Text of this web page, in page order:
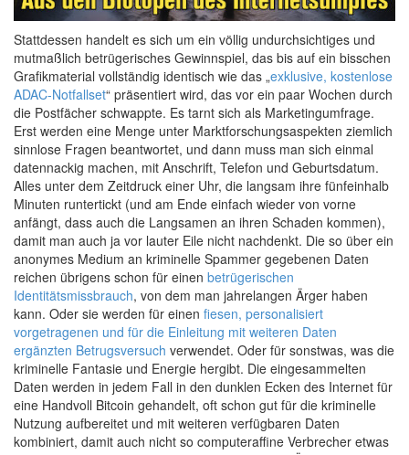
Stattdessen handelt es sich um ein völlig undurchsichtiges und
mutmaßlich betrügerisches Gewinnspiel, das bis auf ein bisschen
Grafikmaterial vollständig identisch wie das „exklusive, kostenlose
ADAC-Notfallset“ präsentiert wird, das vor ein paar Wochen durch
die Postfächer schwappte. Es tarnt sich als Marketingumfrage.
Erst werden eine Menge unter Marktforschungsaspekten ziemlich
sinnlose Fragen beantwortet, und dann muss man sich einmal
datennackig machen, mit Anschrift, Telefon und Geburtsdatum.
Alles unter dem Zeitdruck einer Uhr, die langsam ihre fünfeinhalb
Minuten runtertickt (und am Ende einfach wieder von vorne
anfängt, dass auch die Langsamen an ihren Schaden kommen),
damit man auch ja vor lauter Eile nicht nachdenkt. Die so über ein
anonymes Medium an kriminelle Spammer gegebenen Daten
reichen übrigens schon für einen betrügerischen
Identitätsmissbrauch, von dem man jahrelangen Ärger haben
kann. Oder sie werden für einen fiesen, personalisiert
vorgetragenen und für die Einleitung mit weiteren Daten
ergänzten Betrugsversuch verwendet. Oder für sonstwas, was die
kriminelle Fantasie und Energie hergibt. Die eingesammelten
Daten werden in jedem Fall in den dunklen Ecken des Internet für
eine Handvoll Bitcoin gehandelt, oft schon gut für die kriminelle
Nutzung aufbereitet und mit weiteren verfügbaren Daten
kombiniert, damit auch nicht so computeraffine Verbrecher etwas